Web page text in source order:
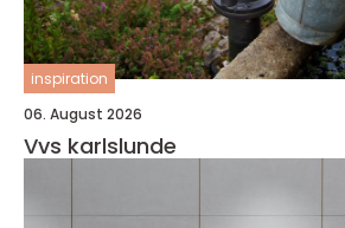
inspiration
06. August 2026
Vvs karlslunde